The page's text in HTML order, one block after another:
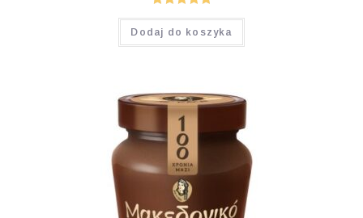
Oceniono
5.00na 5
Dodaj do koszyka